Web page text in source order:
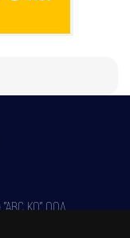
КО" ООД,